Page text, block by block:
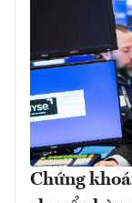
Chứng